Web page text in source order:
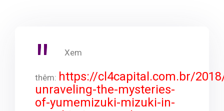
Xem
thêm: https://cl4capital.com.br/
unraveling-the-mysteries-
of-yumemizuki-mizuki-in-